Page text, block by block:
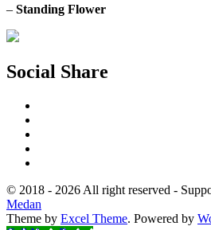
– Standing Flower
Social Share
© 2018 - 2026 All right reserved -
Medan
Theme by Excel Theme. Powered by